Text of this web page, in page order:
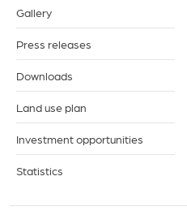
Gallery
Press releases
Downloads
Land use plan
Investment opportunities
Statistics